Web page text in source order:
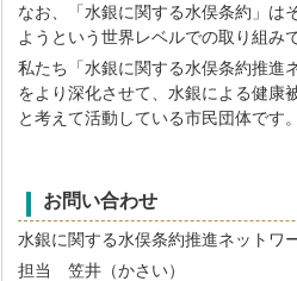
なお、「水銀に関する水俣条約」は
ようという世界レベルでの取り組み
私たち「水銀に関する水俣条約推進
をより深化させて、水銀による健康
と考えて活動している市民団体です。
お問い合わせ
水銀に関する水俣条約推進ネットワ
担当 笠井（かさい）